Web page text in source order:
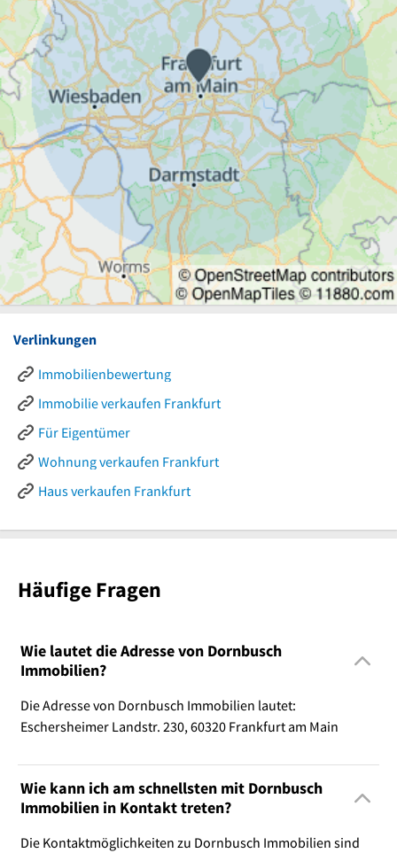
Verlinkungen
Immobilienbewertung
Immobilie verkaufen Frankfurt
Für Eigentümer
Wohnung verkaufen Frankfurt
Haus verkaufen Frankfurt
Häufige Fragen
Wie lautet die Adresse von Dornbusch
Immobilien?
Die Adresse von Dornbusch Immobilien lautet:
Eschersheimer Landstr. 230, 60320 Frankfurt am Main
Wie kann ich am schnellsten mit Dornbusch
Immobilien in Kontakt treten?
Die Kontaktmöglichkeiten zu Dornbusch Immobilien sind